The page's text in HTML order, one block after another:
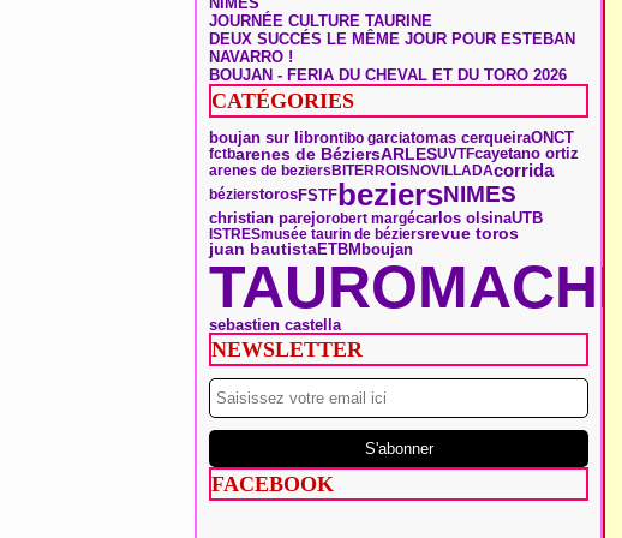
JOURNÉE CULTURE TAURINE
DEUX SUCCÉS LE MÊME JOUR POUR ESTEBAN
NAVARRO !
BOUJAN - FERIA DU CHEVAL ET DU TORO 2026
CATÉGORIES
boujan sur librontibo garciatomas cerqueiraONCT
fctbarenes de BéziersARLESUVTFcayetano ortiz
arenes de beziers BITERROISNOVILLADAcorrida
bézierstorosFSTFbeziersNIMES
christian parejorobert margécarlos olsinaUTB
ISTRESmusée taurin de béziersrevue toros
juan bautistaETBMboujan
TAUROMACHIE
sebastien castella
NEWSLETTER
FACEBOOK